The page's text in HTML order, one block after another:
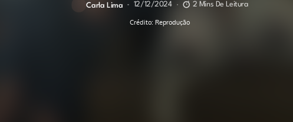
Carla Lima 12/12/2024 2 Mins De Leitura
Crédito: Reprodução